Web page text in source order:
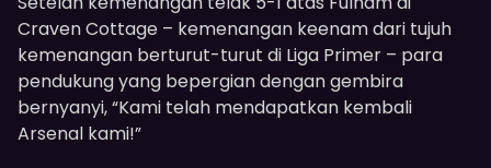
Craven Cottage – kemenangan keenam dari tujuh
kemenangan berturut-turut di Liga Primer – para
pendukung yang bepergian dengan gembira
bernyanyi, “Kami telah mendapatkan kembali
Arsenal kami!”